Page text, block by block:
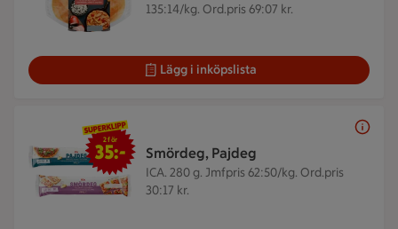
135:14/kg. Ord.pris 69:07 kr.
Lägg i inköpslista
Smördeg, Pajdeg
ICA. 280 g. Jmfpris 62:50/kg. Ord.pris
30:17 kr.
2 för 35 kr
2 för
35:-